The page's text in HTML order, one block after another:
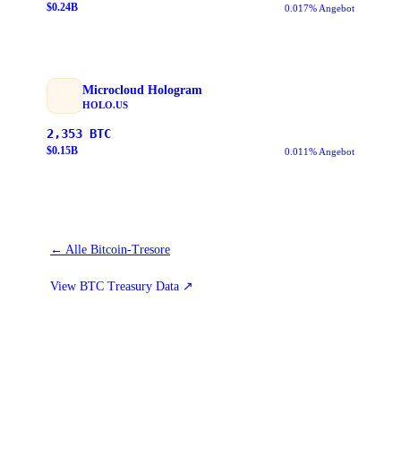
$0.24B 0.017% Angebot
Microcloud Hologram
HOLO.US
2,353 BTC
$0.15B 0.011% Angebot
← Alle Bitcoin-Tresore
View BTC Treasury Data ↗